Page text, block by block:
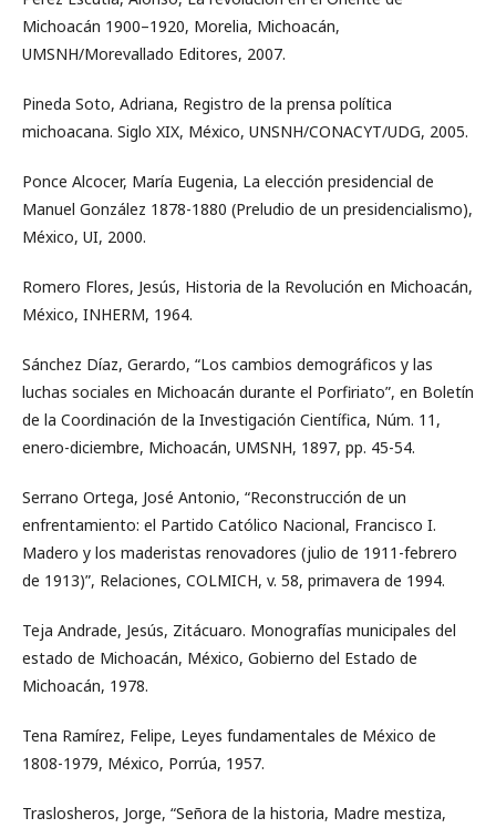
Michoacán 1900–1920, Morelia, Michoacán,
UMSNH/Morevallado Editores, 2007.
Pineda Soto, Adriana, Registro de la prensa política
michoacana. Siglo XIX, México, UNSNH/CONACYT/UDG, 2005.
Ponce Alcocer, María Eugenia, La elección presidencial de
Manuel González 1878-1880 (Preludio de un presidencialismo),
México, UI, 2000.
Romero Flores, Jesús, Historia de la Revolución en Michoacán,
México, INHERM, 1964.
Sánchez Díaz, Gerardo, “Los cambios demográficos y las
luchas sociales en Michoacán durante el Porfiriato”, en Boletín
de la Coordinación de la Investigación Científica, Núm. 11,
enero-diciembre, Michoacán, UMSNH, 1897, pp. 45-54.
Serrano Ortega, José Antonio, “Reconstrucción de un
enfrentamiento: el Partido Católico Nacional, Francisco I.
Madero y los maderistas renovadores (julio de 1911-febrero
de 1913)”, Relaciones, COLMICH, v. 58, primavera de 1994.
Teja Andrade, Jesús, Zitácuaro. Monografías municipales del
estado de Michoacán, México, Gobierno del Estado de
Michoacán, 1978.
Tena Ramírez, Felipe, Leyes fundamentales de México de
1808-1979, México, Porrúa, 1957.
Traslosheros, Jorge, “Señora de la historia, Madre mestiza,